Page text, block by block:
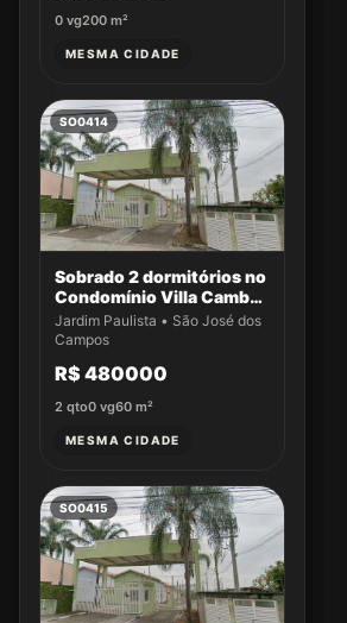
0 vg200 m²
MESMA CIDADE
SO0414
Sobrado 2 dormitórios no
Condomínio Villa Cambuí
- Casa 004
Jardim Paulista • São José dos
Campos
R$ 480000
2 qto0 vg60 m²
MESMA CIDADE
SO0415